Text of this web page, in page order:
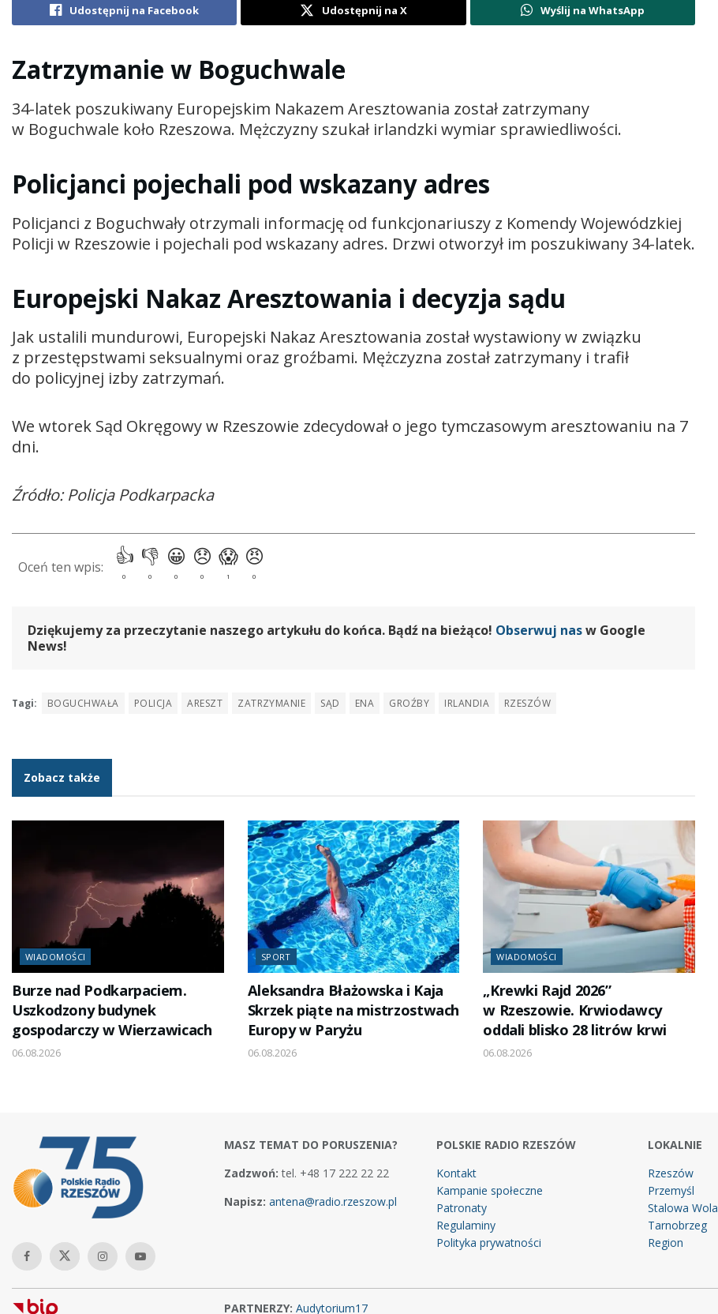
Udostępnij na Facebook Udostępnij na X Wyślij na WhatsApp
Zatrzymanie w Boguchwale
34-latek poszukiwany Europejskim Nakazem Aresztowania został zatrzymany
w Boguchwale koło Rzeszowa. Mężczyzny szukał irlandzki wymiar sprawiedliwości.
Policjanci pojechali pod wskazany adres
Policjanci z Boguchwały otrzymali informację od funkcjonariuszy z Komendy Wojewódzkiej
Policji w Rzeszowie i pojechali pod wskazany adres. Drzwi otworzył im poszukiwany 34-latek.
Europejski Nakaz Aresztowania i decyzja sądu
Jak ustalili mundurowi, Europejski Nakaz Aresztowania został wystawiony w związku
z przestępstwami seksualnymi oraz groźbami. Mężczyzna został zatrzymany i trafił
do policyjnej izby zatrzymań.
We wtorek Sąd Okręgowy w Rzeszowie zdecydował o jego tymczasowym aresztowaniu na 7
dni.
Źródło: Policja Podkarpacka
Dziękujemy za przeczytanie naszego artykułu do końca. Bądź na bieżąco! Obserwuj nasw Google
News!
Tagi: BOGUCHWAŁA POLICJA ARESZT ZATRZYMANIE SĄD ENA GROŹBY IRLANDIA RZESZÓW
Zobacz także
WIADOMOŚCI
Burze nad Podkarpaciem.
Uszkodzony budynek
gospodarczy w Wierzawicach
06.08.2026
SPORT
Aleksandra Błażowska i Kaja
Skrzek piąte na mistrzostwach
Europy w Paryżu
06.08.2026
WIADOMOŚCI
„Krewki Rajd 2026”
w Rzeszowie. Krwiodawcy
oddali blisko 28 litrów krwi
06.08.2026
MASZ TEMAT DO PORUSZENIA?
Zadzwoń: tel. +48 17 222 22 22
Napisz: antena@radio.rzeszow.pl
POLSKIE RADIO RZESZÓW
Kontakt
Kampanie społeczne
Patronaty
Regulaminy
Polityka prywatności
LOKALNIE
Rzeszów
Przemyśl
Stalowa Wola
Tarnobrzeg
Region
PARTNERZY: Audytorium17